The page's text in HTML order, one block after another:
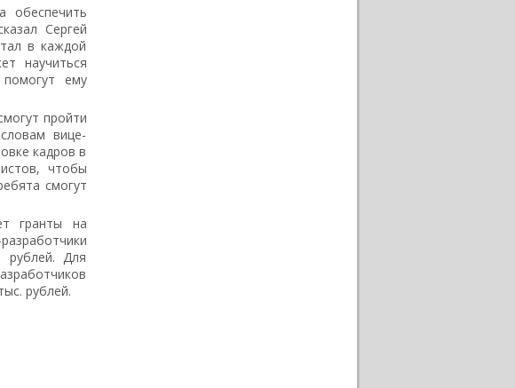
обеспечить
Сергей
в каждой
научиться
ему
пройти
вице-
кадров в
чтобы
смогут
гранты на
рублей. Для
рублей.